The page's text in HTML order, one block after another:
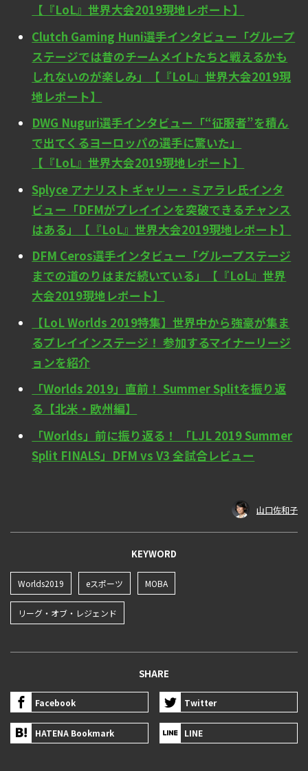
【『LoL』世界大会2019現地レポート】
Clutch Gaming Huni選手インタビュー「グループ
ステージでは昔のチームメイトたちと戦えるかも
しれないのが楽しみ」【『LoL』世界大会2019現
地レポート】
DWG Nuguri選手インタビュー「“征服者”を積ん
で出てくるヨーロッパの選手に驚いた」
【『LoL』世界大会2019現地レポート】
Splyce アナリスト ギャリー・ミアラレ氏インタ
ビュー「DFMがプレイインを突破できるチャンス
はある」【『LoL』世界大会2019現地レポート】
DFM Ceros選手インタビュー「グループステージ
までの道のりはまだ続いている」【『LoL』世界
大会2019現地レポート】
【LoL Worlds 2019特集】世界中から強豪が集ま
るプレイインステージ！ 参加するマイナーリージ
ョンを紹介
「Worlds 2019」直前！ Summer Splitを振り返
る【北米・欧州編】
「Worlds」前に振り返る！ 「LJL 2019 Summer
Split FINALS」DFM vs V3 全試合レビュー
山口佐和子
KEYWORD
Worlds2019 eスポーツ MOBA
リーグ・オブ・レジェンド
SHARE
Facebook Twitter
HATENA Bookmark LINE